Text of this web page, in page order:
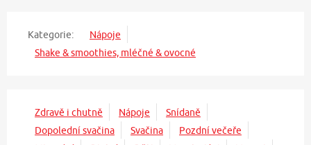
Kategorie:
Nápoje
Shake & smoothies, mléčné & ovocné
Zdravě i chutně Nápoje
Snídaně
Dopolední svačina
Svačina
Pozdní večeře